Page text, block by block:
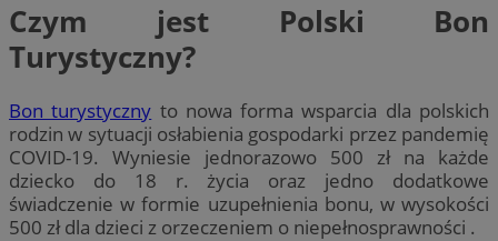
Czym jest Polski Bon
Turystyczny?
Bon turystyczny to nowa forma wsparcia dla polskich
rodzin w sytuacji osłabienia gospodarki przez pandemię
COVID-19. Wyniesie jednorazowo 500 zł na każde
dziecko do 18 r. życia oraz jedno dodatkowe
świadczenie w formie uzupełnienia bonu, w wysokości
500 zł dla dzieci z orzeczeniem o niepełnosprawności .